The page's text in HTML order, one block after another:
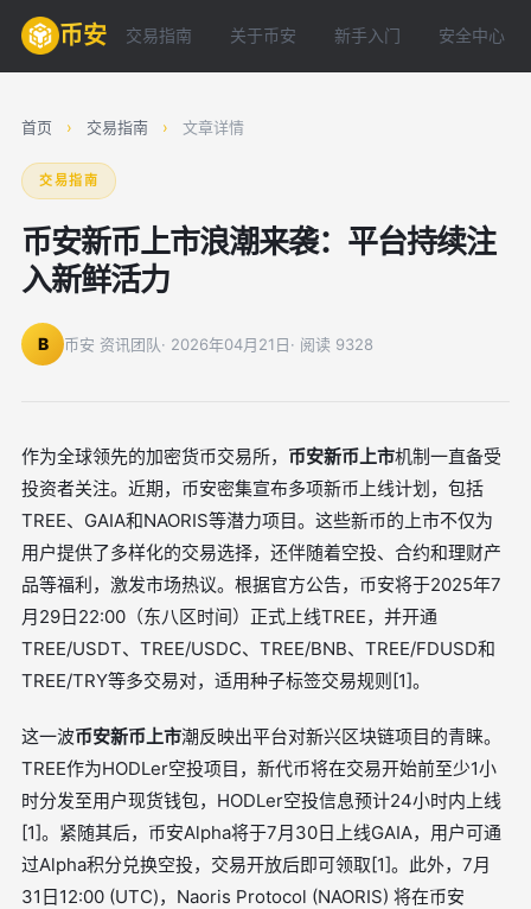
币安 交易指南 关于币安 新手入门 安全中心
首页 › 交易指南 › 文章详情
交易指南
币安新币上市浪潮来袭：平台持续注
入新鲜活力
B 币安 资讯团队· 2026年04月21日· 阅读 9328
作为全球领先的加密货币交易所， 币安新币上市机制一直备受
投资者关注。近期，币安密集宣布多项新币上线计划，包括
TREE、GAIA和NAORIS等潜力项目。这些新币的上市不仅为
用户提供了多样化的交易选择，还伴随着空投、合约和理财产
品等福利，激发市场热议。根据官方公告，币安将于2025年7
月29日22:00（东八区时间）正式上线TREE，并开通
TREE/USDT、TREE/USDC、TREE/BNB、TREE/FDUSD和
TREE/TRY等多交易对，适用种子标签交易规则[1]。
这一波币安新币上市潮反映出平台对新兴区块链项目的青睐。
TREE作为HODLer空投项目，新代币将在交易开始前至少1小
时分发至用户现货钱包，HODLer空投信息预计24小时内上线
[1]。紧随其后，币安Alpha将于7月30日上线GAIA，用户可通
过Alpha积分兑换空投，交易开放后即可领取[1]。此外，7月
31日12:00 (UTC)，Naoris Protocol (NAORIS) 将在币安